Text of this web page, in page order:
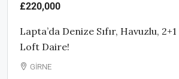
£220,000
Lapta’da Denize Sıfır, Havuzlu,
Loft Daire!
GİRNE